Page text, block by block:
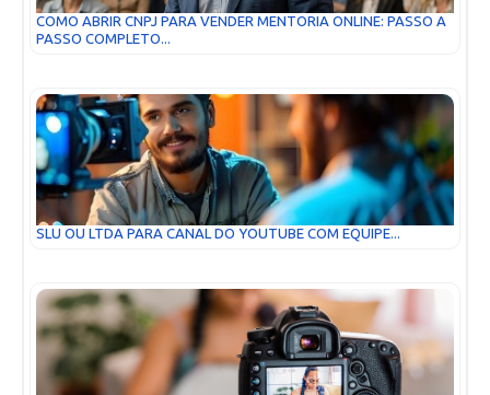
COMO ABRIR CNPJ PARA VENDER MENTORIA ONLINE: PASSO A
PASSO COMPLETO...
SLU OU LTDA PARA CANAL DO YOUTUBE COM EQUIPE...